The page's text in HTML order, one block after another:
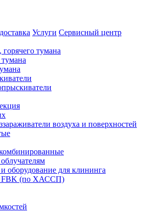
Услуги Сервисный центр
тумана
воздуха и поверхностей
оборудование для клининга
FBK (по ХАССП)